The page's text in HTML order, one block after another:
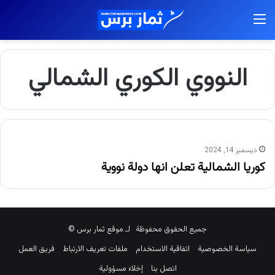
النووي الكوري الشمالي
ديسمبر 14, 2024
كوريا الشمالية تعلن انها دولة نووية
جميع الحقوق محفوظة لـ موقع ثمار برس ©
سياسة الخصوصية
اتفاقية الاستخدام ملفات تعريف الارتباط
فريق العمل
اتصل بنا
إخلاء مسؤولية